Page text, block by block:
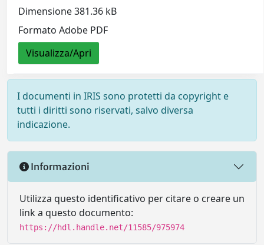
Dimensione 381.36 kB
Formato Adobe PDF
Visualizza/Apri
I documenti in IRIS sono protetti da copyright e
tutti i diritti sono riservati, salvo diversa
indicazione.
Informazioni
Utilizza questo identificativo per citare o creare un
link a questo documento:
https://hdl.handle.net/11585/975974